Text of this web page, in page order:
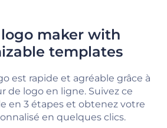
maker with
templates
est rapide et agréable grâce à
de logo en ligne. Suivez ce
en 3 étapes et obtenez votre
en quelques clics.